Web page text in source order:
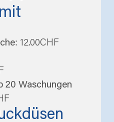
: 12.00CHF
20 Waschungen